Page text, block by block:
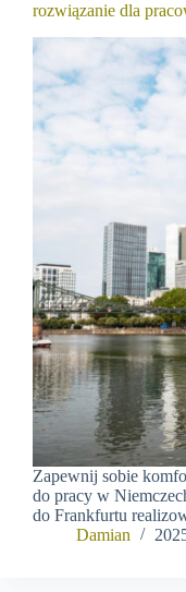
rozwiązanie dla
Zapewnij sobie
do pracy w
do Frankfurtu
Damian